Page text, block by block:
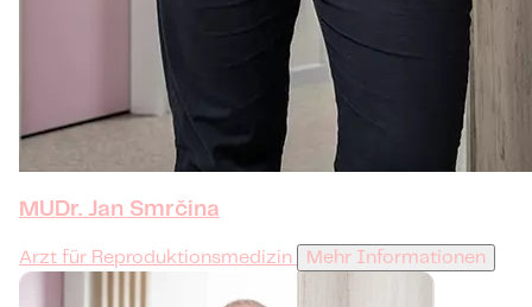
MUDr. Jan Smrčina
Arzt für Reproduktionsmedizin Mehr Informationen